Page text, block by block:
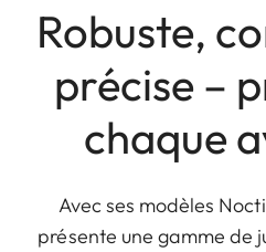
Robuste,
précise –
chaque
Avec ses modèles
présente une gamme de